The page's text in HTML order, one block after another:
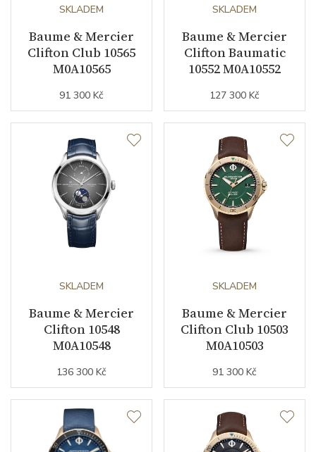
Kyvy strojku 28800
Datumovka
Ukazatel dne v týdnu
Sekundová ručka
Astronomická komplikace měsíční fáze
Barva číselníku modrá
Řemínek / Spona
SKLADEM
Baume & Mercier
Clifton Club 10565
M0A10565
91 300 Kč
SKLADEM
Baume & Mercier
Clifton Baumatic
10552 M0A10552
127 300 Kč
SKLADEM
Baume & Mercier
Clifton 10548
M0A10548
136 300 Kč
SKLADEM
Baume & Mercier
Clifton Club 10503
M0A10503
91 300 Kč